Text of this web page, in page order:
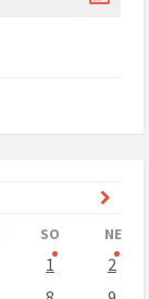
SO NE
1
2